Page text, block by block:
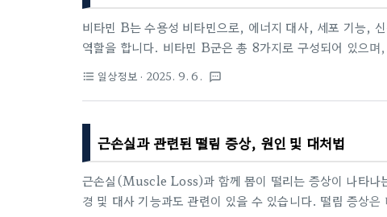
비타민 B는 수용성 비타민으로, 에너지 대사, 세포 기능,
역할을 합니다. 비타민 B군은 총 8가지로 구성되어 있으며
기능비타민 B군은 다음과 같은 8가지로 나뉩니다. 각 비
관여하며, 에너지를 생성하는 데 도움을 줍니다. 신경계와
리베리병(심혈관계 및 신경계 장애), 피로, 집중력 저하, 근
format_list_bulleted 일상정보 · 2025. 9. 6. textsms
근손실과 관련된 떨림 증상, 원인 및 대처법
근손실(Muscle Loss)과 함께 몸이 떨리는 증상이 나타나
경 및 대사 기능과도 관련이 있을 수 있습니다. 떨림 증상은